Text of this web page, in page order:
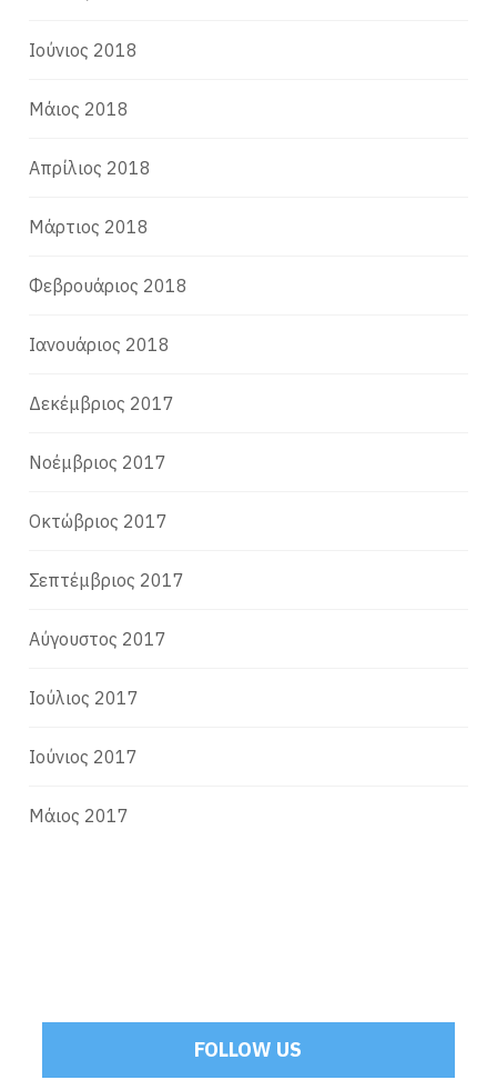
Ιούνιος 2018
Μάιος 2018
Απρίλιος 2018
Μάρτιος 2018
Φεβρουάριος 2018
Ιανουάριος 2018
Δεκέμβριος 2017
Νοέμβριος 2017
Οκτώβριος 2017
Σεπτέμβριος 2017
Αύγουστος 2017
Ιούλιος 2017
Ιούνιος 2017
Μάιος 2017
FOLLOW US